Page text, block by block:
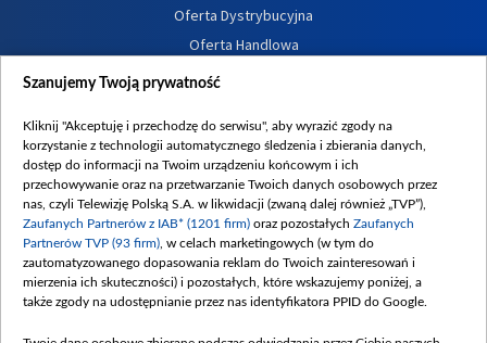
Oferta Dystrybucyjna
Oferta Handlowa
Dostępność
Procedura zgłoszeń wewnętrznych
Szanujemy Twoją prywatność
Kliknij "Akceptuję i przechodzę do serwisu", aby wyrazić zgody na
korzystanie z technologii automatycznego śledzenia i zbierania danych,
dostęp do informacji na Twoim urządzeniu końcowym i ich
przechowywanie oraz na przetwarzanie Twoich danych osobowych przez
nas, czyli Telewizję Polską S.A. w likwidacji (zwaną dalej również „TVP”),
Zaufanych Partnerów z IAB* (1201 firm) oraz pozostałych Zaufanych
Partnerów TVP (93 firm) , w celach marketingowych (w tym do
zautomatyzowanego dopasowania reklam do Twoich zainteresowań i
mierzenia ich skuteczności) i pozostałych, które wskazujemy poniżej, a
także zgody na udostępnianie przez nas identyfikatora PPID do Google.